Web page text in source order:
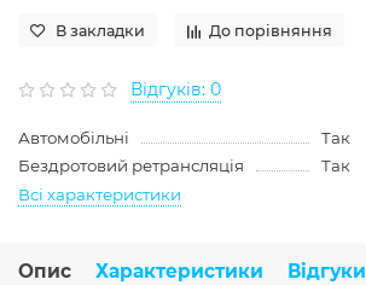
В закладки До порівняння
Відгуків: 0
Автомобільні
Так
Бездротовий ретрансляція
Так
Всі характеристики
Опис Характеристики Відгуки